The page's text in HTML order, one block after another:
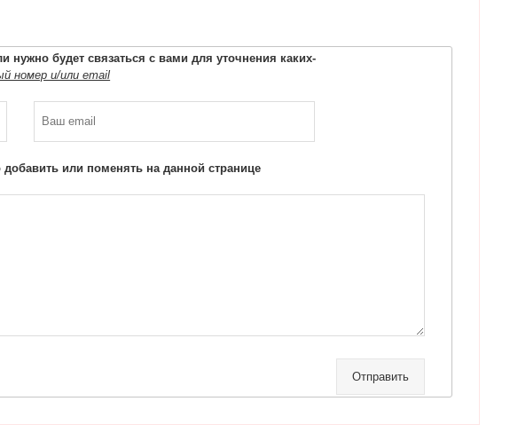
будет связаться с вами для уточнения каких-
номер и/или email
или поменять на данной странице
Отправить